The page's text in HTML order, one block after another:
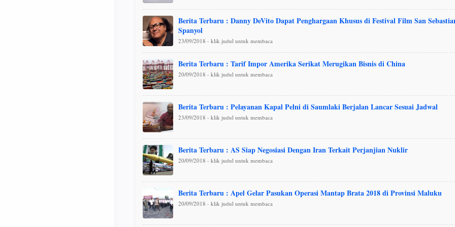
Berita Terbaru : Danny DeVito Dapat Penghargaan Khusus di Festival Film San
Spanyol
23/09/2018 - klik judul untuk membaca
Berita Terbaru : Tarif Impor Amerika Serikat Merugikan Bisnis di China
20/09/2018 - klik judul untuk membaca
Berita Terbaru : Pelayanan Kapal Pelni di Saumlaki Berjalan Lancar Sesuai Jadwal
23/09/2018 - klik judul untuk membaca
Berita Terbaru : AS Siap Negosiasi Dengan Iran Terkait Perjanjian Nuklir
20/09/2018 - klik judul untuk membaca
Berita Terbaru : Apel Gelar Pasukan Operasi Mantap Brata 2018 di Provinsi Maluku
20/09/2018 - klik judul untuk membaca